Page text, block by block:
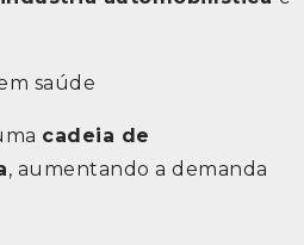
cadeia de
, aumentando a demanda